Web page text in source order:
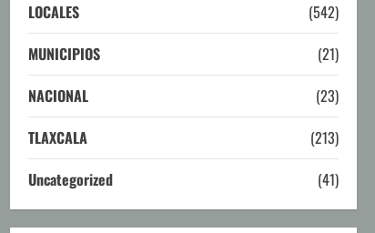
LOCALES
(542)
MUNICIPIOS
(21)
NACIONAL
(23)
TLAXCALA
(213)
Uncategorized
(41)